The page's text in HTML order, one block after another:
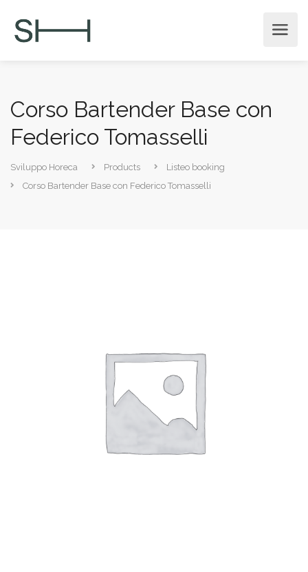
Corso Bartender Base con
Federico Tomasselli
Sviluppo Horeca Products
Listeo booking
Corso Bartender Base con Federico Tomasselli